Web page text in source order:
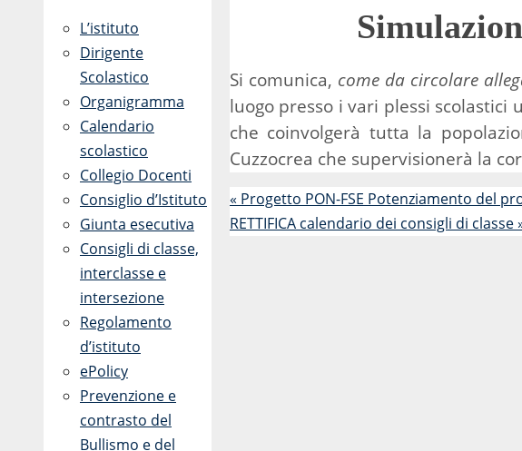
Si comunica, come da circolare
luogo presso i vari plessi scolastici
che coinvolgerà tutta la
Cuzzocrea che supervisionerà la
« Progetto PON-FSE Potenziamento del
RETTIFICA calendario dei consigli di classe
L’istituto
Dirigente
Scolastico
Organigramma
Calendario
scolastico
Collegio Docenti
Consiglio d’Istituto
Giunta esecutiva
Consigli di classe,
interclasse e
intersezione
Regolamento
d’istituto
ePolicy
Prevenzione e
contrasto del
Bullismo e del